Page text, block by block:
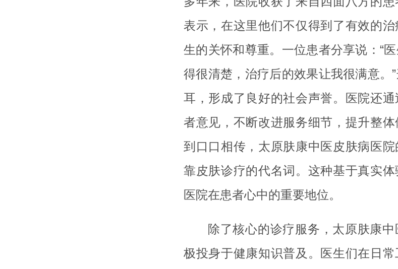
表示，在这里他们不仅得到了有效的
生的关怀和尊重。一位患者分享说：“
得很清楚，治疗后的效果让我很满意。
耳，形成了良好的社会声誉。医院还
者意见，不断改进服务细节，提升整
到口口相传，太原肤康中医皮肤病医
靠皮肤诊疗的代名词。这种基于真实
医院在患者心中的重要地位。
除了核心的诊疗服务，太原肤康
极投身于健康知识普及。医生们在日